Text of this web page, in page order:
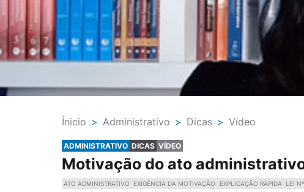
Ínicio > Administrativo > Dicas > Vídeo
ADMINISTRATIVO DICAS VÍDEO
Motivação do ato
ATO ADMINISTRATIVO EXIGÊNCIA DA MOTIVAÇÃO EXPLICAÇÃO RÁPIDA LEI